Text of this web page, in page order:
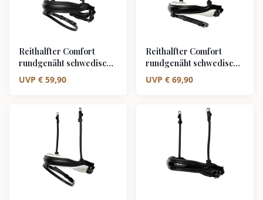
Reithalfter Comfort
rundgenäht schwedisch
kombiniert
schwarz/silber schwarz
UVP € 59,90
Reithalfter Comfort
rundgenäht schwedisch
kombiniert
schwarz/silber weiß
UVP € 69,90